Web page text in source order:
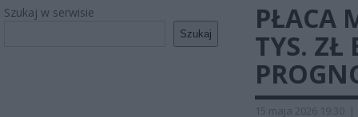
Szukaj w serwisie
Szukaj
PŁACA
TYS. ZŁ
15 maja 2026 19:30 |